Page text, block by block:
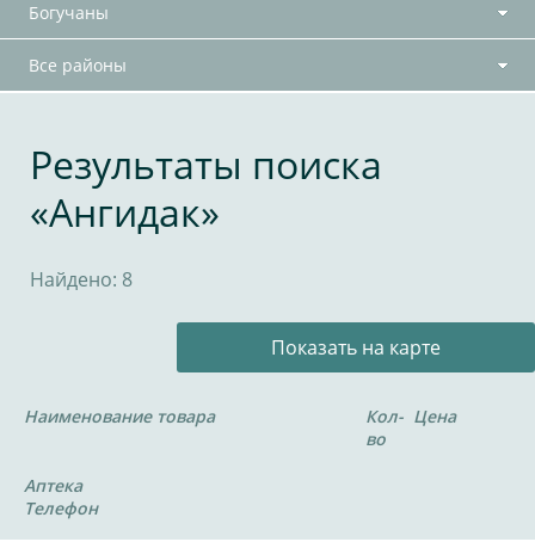
Богучаны
Все районы
Результаты поиска
«Ангидак»
Найдено: 8
Показать на карте
Наименование товара
Кол-
во
Цена
Аптека
Телефон